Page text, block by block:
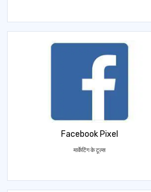
Facebook Pixel
मार्केटिंग के टूल्स